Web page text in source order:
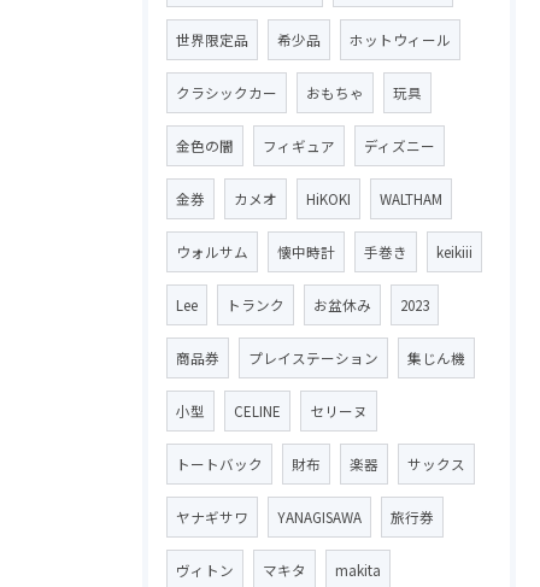
世界限定品 希少品 ホットウィール
クラシックカー おもちゃ 玩具
金色の闇 フィギュア ディズニー
金券 カメオ HiKOKI WALTHAM
ウォルサム 懐中時計 手巻き keikiii
Lee トランク お盆休み 2023
商品券 プレイステーション 集じん機
小型 CELINE セリーヌ
トートバック 財布 楽器 サックス
ヤナギサワ YANAGISAWA 旅行券
ヴィトン マキタ makita